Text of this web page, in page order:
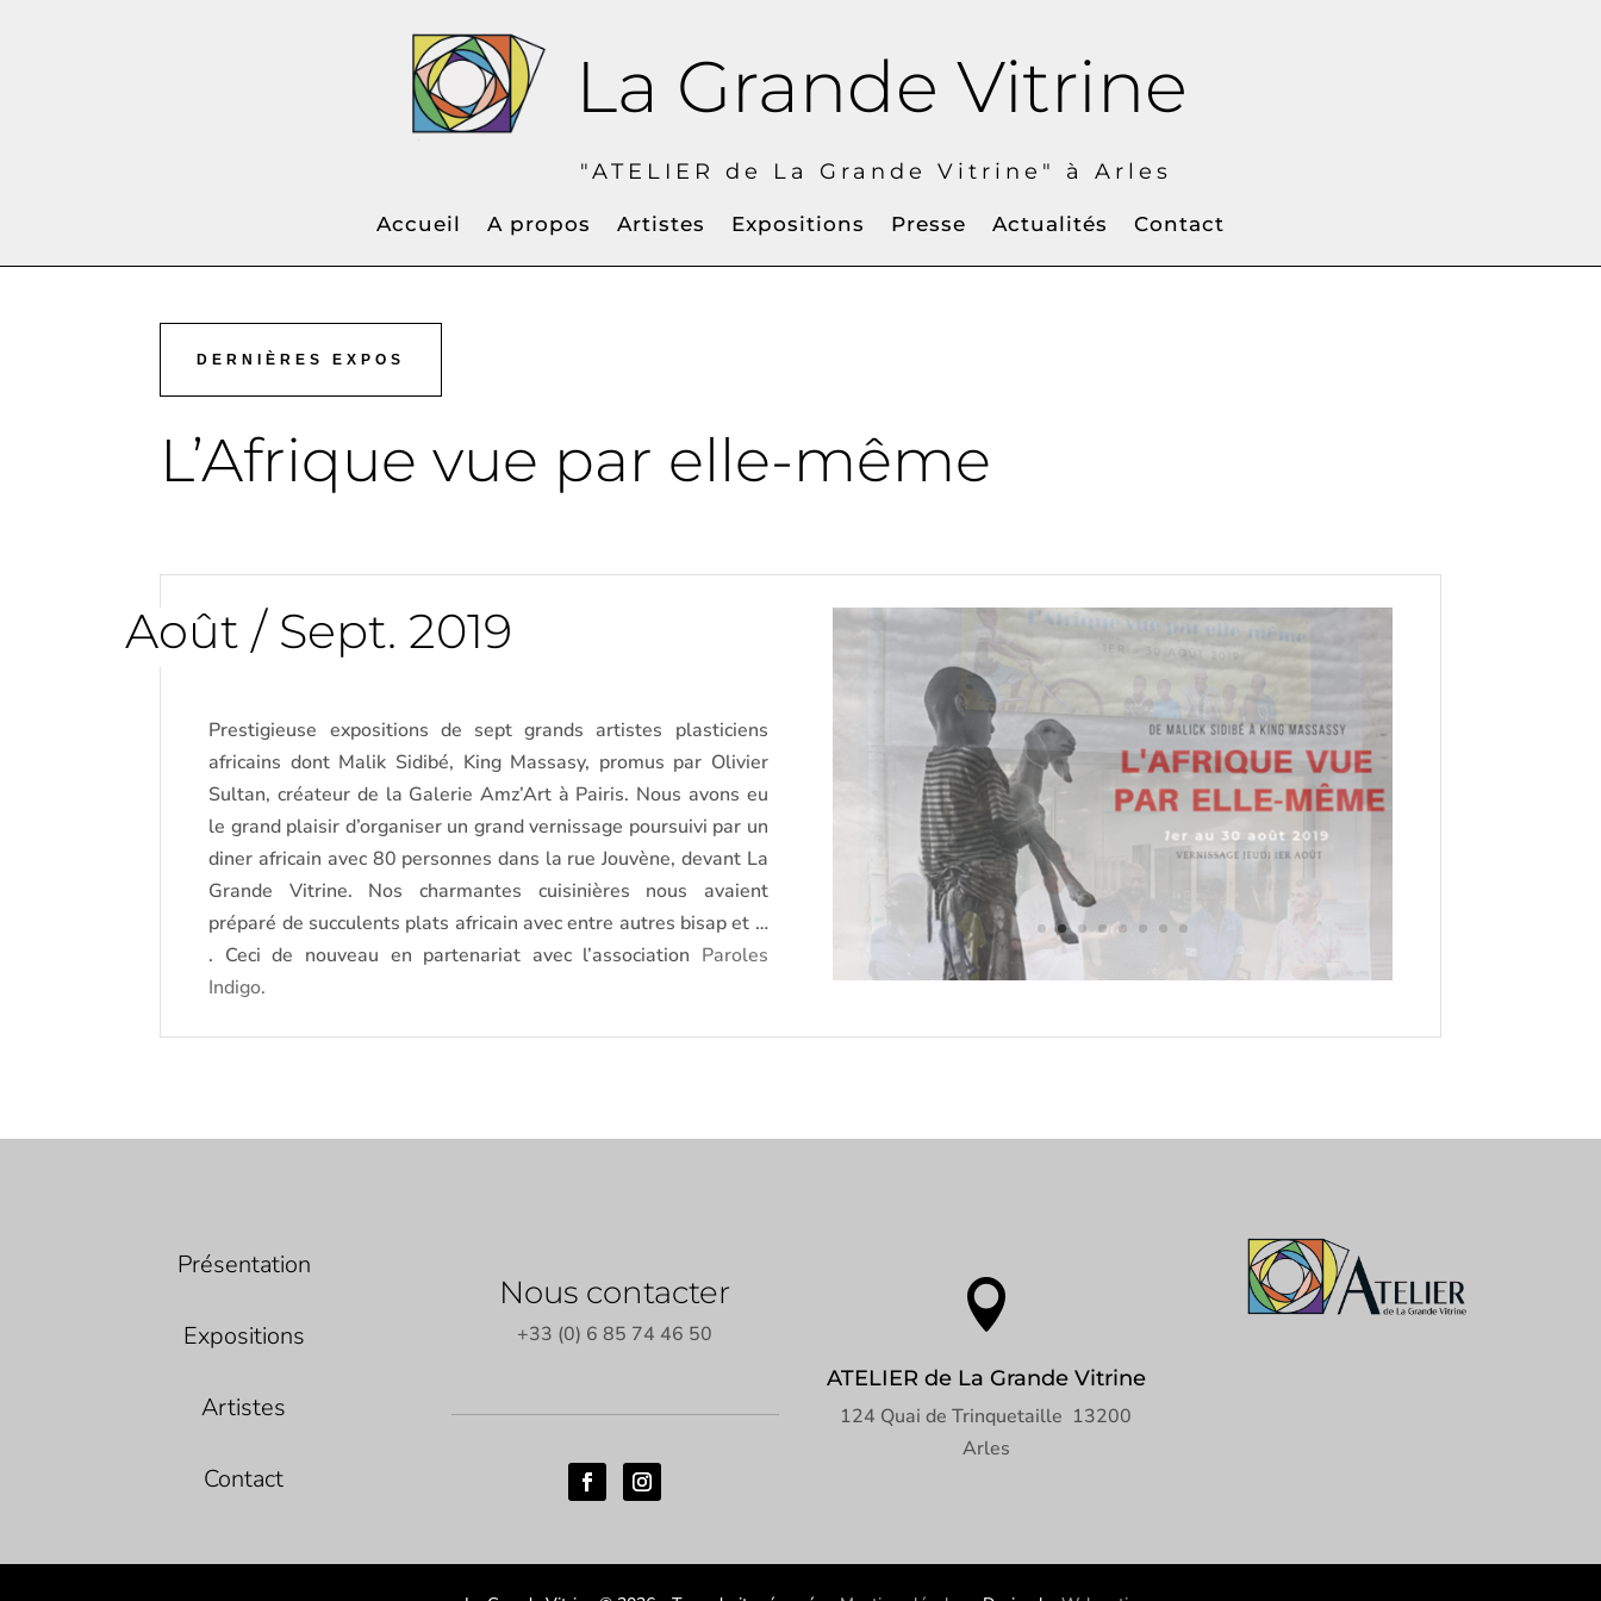
La Grande Vitrine
"ATELIER de La Grande Vitrine" à Arles
Accueil A propos Artistes Expositions Presse Actualités Contact
DERNIÈRES EXPOS
L’Afrique vue par elle-même
Août / Sept. 2019
Prestigieuse expositions de sept grands artistes plasticiens
africains dont Malik Sidibé, King Massasy, promus par Olivier
Sultan, créateur de la Galerie Amz’Art à Pairis. Nous avons eu
le grand plaisir d’organiser un grand vernissage poursuivi par un
diner africain avec 80 personnes dans la rue Jouvène, devant La
Grande Vitrine. Nos charmantes cuisinières nous avaient
préparé de succulents plats africain avec entre autres bisap et …
. Ceci de nouveau en partenariat avec l’association Paroles
Indigo.
Présentation
Expositions
Artistes
Contact
Nous contacter
+33 (0) 6 85 74 46 50

ATELIER de La Grande Vitrine
124 Quai de Trinquetaille 13200
Arles